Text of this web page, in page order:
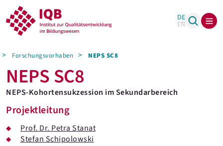
DE
EN
Forschungsvorhaben NEPS SC8
Projektleitung
Prof. Dr. Petra Stanat
Stefan Schipolowski
NEPS SC8
NEPS-Kohortensukzession im Sekundarbereich